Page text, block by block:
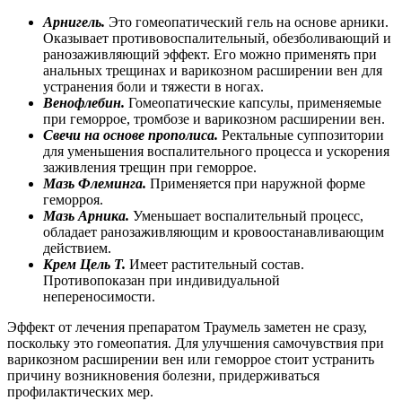
Арнигель. Это гомеопатический гель на основе арники.
Оказывает противовоспалительный, обезболивающий и
ранозаживляющий эффект. Его можно применять при
анальных трещинах и варикозном расширении вен для
устранения боли и тяжести в ногах.
Венофлебин. Гомеопатические капсулы, применяемые
при геморрое, тромбозе и варикозном расширении вен.
Свечи на основе прополиса. Ректальные суппозитории
для уменьшения воспалительного процесса и ускорения
заживления трещин при геморрое.
Мазь Флеминга. Применяется при наружной форме
геморроя.
Мазь Арника. Уменьшает воспалительный процесс,
обладает ранозаживляющим и кровоостанавливающим
действием.
Крем Цель Т. Имеет растительный состав.
Противопоказан при индивидуальной
непереносимости.
Эффект от лечения препаратом Траумель заметен не сразу,
поскольку это гомеопатия. Для улучшения самочувствия при
варикозном расширении вен или геморрое стоит устранить
причину возникновения болезни, придерживаться
профилактических мер.